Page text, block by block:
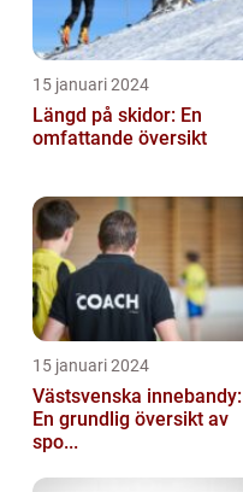
15 januari 2024
Längd på skidor: En
omfattande översikt
15 januari 2024
Västsvenska innebandy:
En grundlig översikt av
spo...